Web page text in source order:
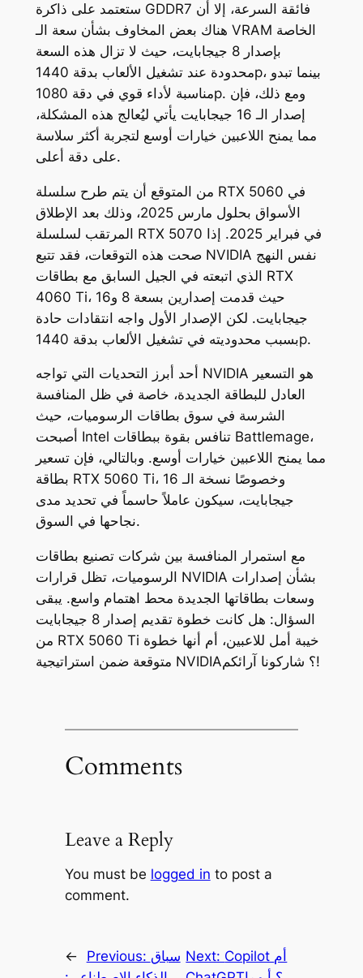
ستعتمد على ذاكرة GDDR7 فائقة السرعة، إلا أن
هناك بعض المخاوف بشأن سعة الـ VRAM الخاصة
بإصدار 8 جيجابايت، حيث لا تزال هذه السعة
محدودة عند تشغيل الألعاب بدقة 1440p، بينما تبدو
مناسبة لأداء قوي في دقة 1080p. ومع ذلك، فإن
إصدار الـ 16 جيجابايت يأتي ليُعالج هذه المشكلة،
مما يمنح اللاعبين خيارات أوسع لتجربة أكثر سلاسة
على دقة أعلى.
من المتوقع أن يتم طرح سلسلة RTX 5060 في
الأسواق بحلول مارس 2025، وذلك بعد الإطلاق
المرتقب لسلسلة RTX 5070 في فبراير 2025. إذا
صحت هذه التوقعات، فقد تتبع NVIDIA نفس النهج
الذي اتبعته في الجيل السابق مع بطاقات RTX
4060 Ti، حيث قدمت إصدارين بسعة 8 و16
جيجابايت. لكن الإصدار الأول واجه انتقادات حادة
بسبب محدوديته في تشغيل الألعاب بدقة 1440p.
أحد أبرز التحديات التي تواجه NVIDIA هو التسعير
العادل للبطاقة الجديدة، خاصة في ظل المنافسة
الشرسة في سوق بطاقات الرسوميات، حيث
أصبحت Intel تنافس بقوة ببطاقات Battlemage،
مما يمنح اللاعبين خيارات أوسع. وبالتالي، فإن تسعير
بطاقة RTX 5060 Ti، وخصوصًا نسخة الـ 16
جيجابايت، سيكون عاملاً حاسماً في تحديد مدى
نجاحها في السوق.
مع استمرار المنافسة بين شركات تصنيع بطاقات
الرسوميات، تظل قرارات NVIDIA بشأن إصدارات
وسعات بطاقاتها الجديدة محط اهتمام واسع. يبقى
السؤال: هل كانت خطوة تقديم إصدار 8 جيجابايت
من RTX 5060 Ti خيبة أمل للاعبين، أم أنها خطوة
متوقعة ضمن استراتيجية NVIDIA؟ شاركونا آرائكم!
Comments
Leave a Reply
You must be logged in to post a
comment.
← Previous: سباق Next: Copilot أم